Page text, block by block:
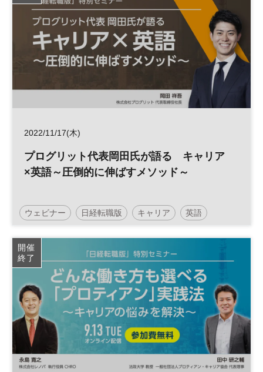
2022/11/17(木)
プログリット代表岡田氏が語る キャリア
×英語～圧倒的に伸ばすメソッド～
ウェビナー 日経転職版 キャリア 英語
参加無料
開催
終了